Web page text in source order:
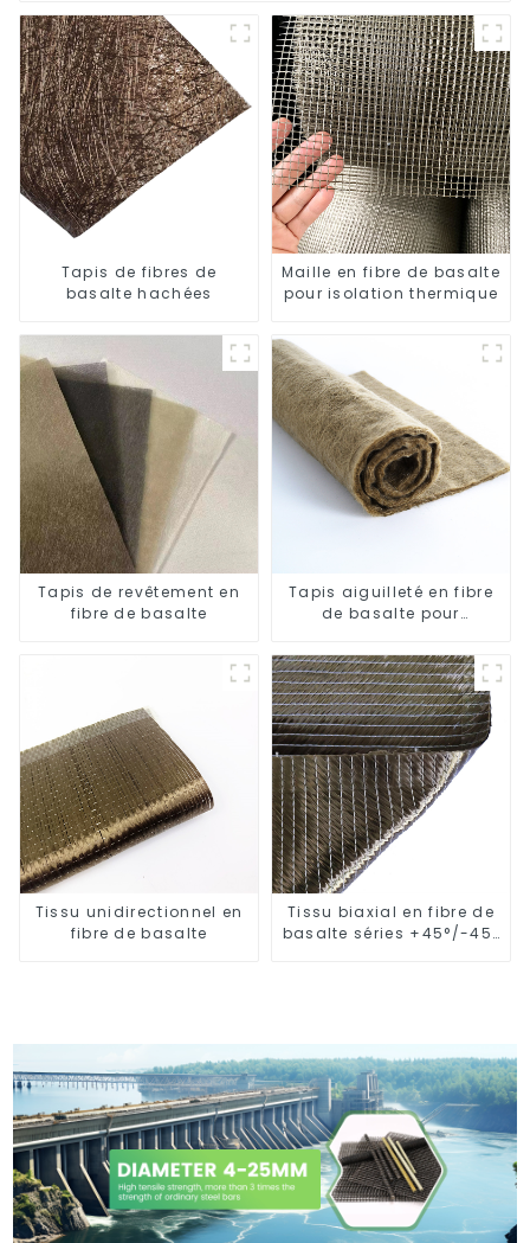
Tapis de fibres de
basalte hachées
Maille en fibre de basalte
pour isolation thermique
Tapis de revêtement en
fibre de basalte
Tapis aiguilleté en fibre
de basalte pour
Tissu unidirectionnel en
fibre de basalte
Tissu biaxial en fibre de
basalte séries +45°/-45°